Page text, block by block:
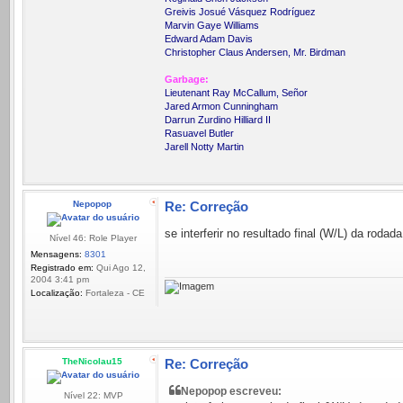
Greivis Josué Vásquez Rodríguez
Marvin Gaye Williams
Edward Adam Davis
Christopher Claus Andersen, Mr. Birdman
Garbage:
Lieutenant Ray McCallum, Señor
Jared Armon Cunningham
Darrun Zurdino Hilliard II
Rasuavel Butler
Jarell Notty Martin
Nepopop
Nível 46: Role Player
Mensagens: 8301
Registrado em: Qui Ago 12,
2004 3:41 pm
Localização: Fortaleza - CE
Re: Correção
se interferir no resultado final (W/L) da
TheNicolau15
Nível 22: MVP
Re: Correção
Nepopop escreveu: